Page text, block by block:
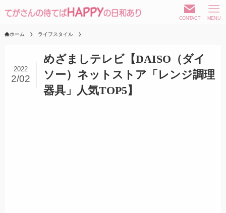
CONTACT MENU
ホーム ライフスタイル
めざましテレビ【DAISO（ダイ
ソー）ネットストア「レンジ調理
器具」人気TOP5】
2022
2/02